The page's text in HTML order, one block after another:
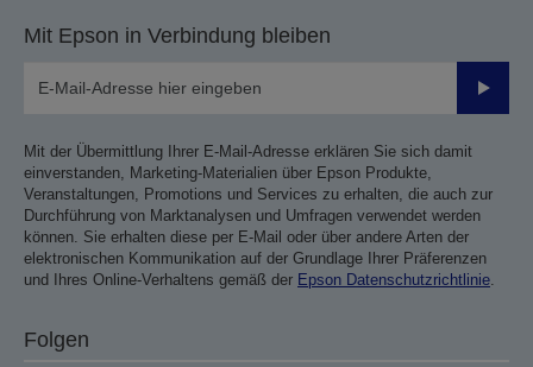
Mit Epson in Verbindung bleiben
Mit der Übermittlung Ihrer E-Mail-Adresse erklären Sie sich damit
einverstanden, Marketing-Materialien über Epson Produkte,
Veranstaltungen, Promotions und Services zu erhalten, die auch zur
Durchführung von Marktanalysen und Umfragen verwendet werden
können. Sie erhalten diese per E-Mail oder über andere Arten der
elektronischen Kommunikation auf der Grundlage Ihrer Präferenzen
und Ihres Online-Verhaltens gemäß der Epson Datenschutzrichtlinie.
Folgen